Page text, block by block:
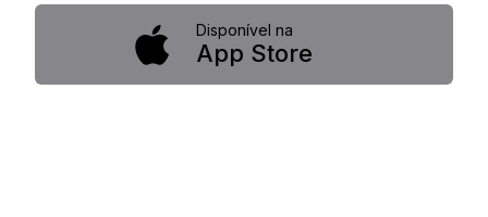
Disponível na
App Store